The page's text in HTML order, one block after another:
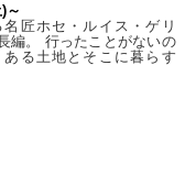
～
匠ホセ・ルイス・ゲリ
編。 行ったことがないの
る土地とそこに暮らす